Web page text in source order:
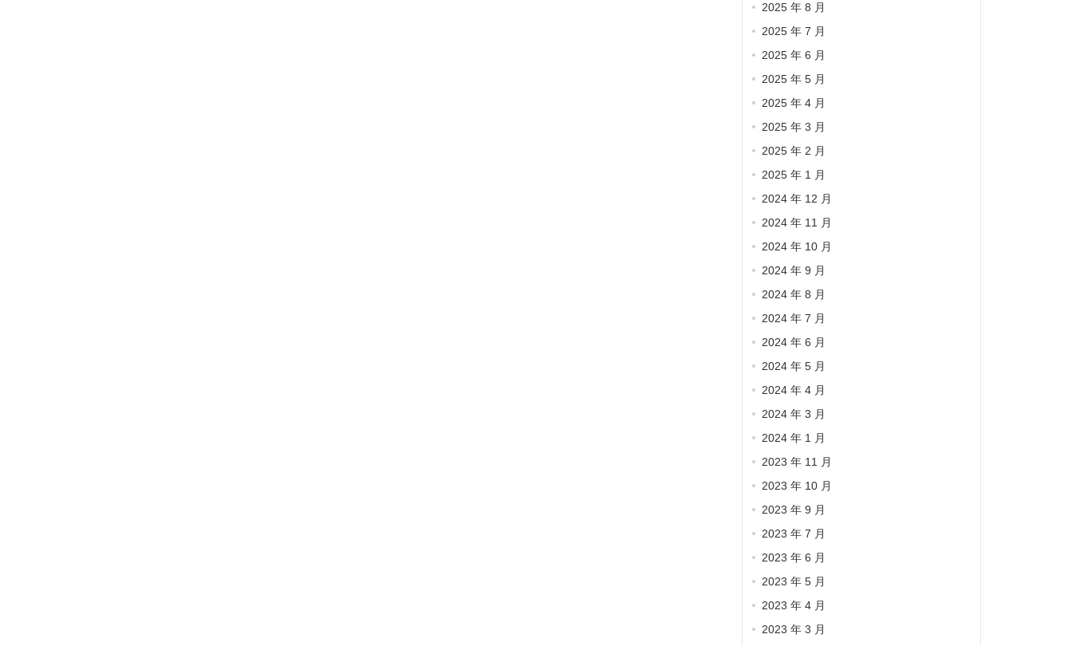
2025 年 8 月
2025 年 7 月
2025 年 6 月
2025 年 5 月
2025 年 4 月
2025 年 3 月
2025 年 2 月
2025 年 1 月
2024 年 12 月
2024 年 11 月
2024 年 10 月
2024 年 9 月
2024 年 8 月
2024 年 7 月
2024 年 6 月
2024 年 5 月
2024 年 4 月
2024 年 3 月
2024 年 1 月
2023 年 11 月
2023 年 10 月
2023 年 9 月
2023 年 7 月
2023 年 6 月
2023 年 5 月
2023 年 4 月
2023 年 3 月